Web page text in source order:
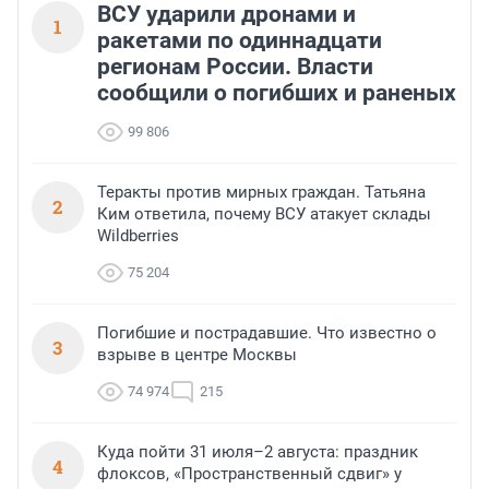
1
ВСУ ударили дронами и
ракетами по одиннадцати
регионам России. Власти
сообщили о погибших и раненых
99 806
2
Теракты против мирных граждан. Татьяна
Ким ответила, почему ВСУ атакует склады
Wildberries
75 204
3
Погибшие и пострадавшие. Что известно о
взрыве в центре Москвы
74 974 215
4
Куда пойти 31 июля–2 августа: праздник
флоксов, «Пространственный сдвиг» у